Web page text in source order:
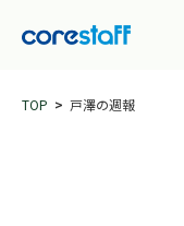
TOP 戸澤の週報